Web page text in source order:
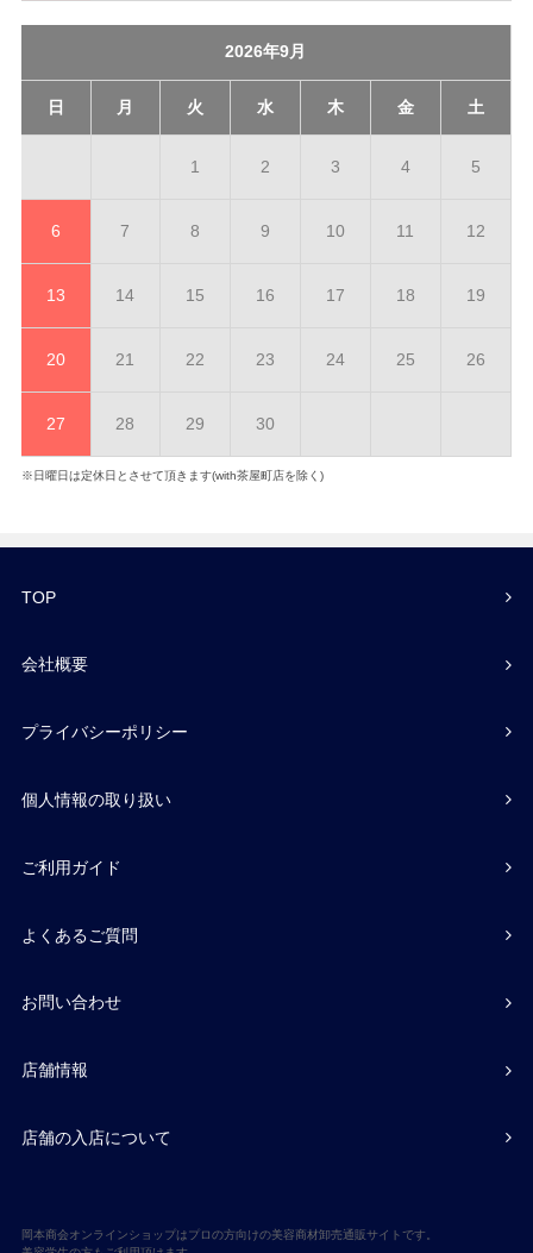
2026年9月
日 月 火 水 木 金 土
1 2 3 4 5
6 7 8 9 10 11 12
13 14 15 16 17 18 19
20 21 22 23 24 25 26
27 28 29 30
※日曜日は定休日とさせて頂きます(with茶屋町店を除く)
TOP
会社概要
プライバシーポリシー
個人情報の取り扱い
ご利用ガイド
よくあるご質問
お問い合わせ
店舗情報
店舗の入店について
岡本商会オンラインショップはプロの方向けの美容商材卸売通販サイトです。